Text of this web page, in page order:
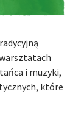
i muzyki,
które